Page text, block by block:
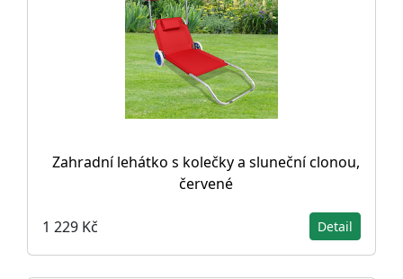
Zahradní lehátko s kolečky a sluneční clonou,
červené
1 229 Kč Detail